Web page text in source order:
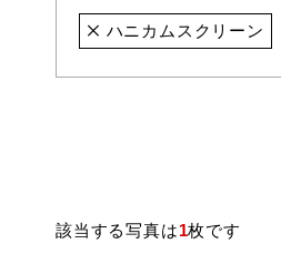
ハニカムスクリーン
該当する写真は1枚です